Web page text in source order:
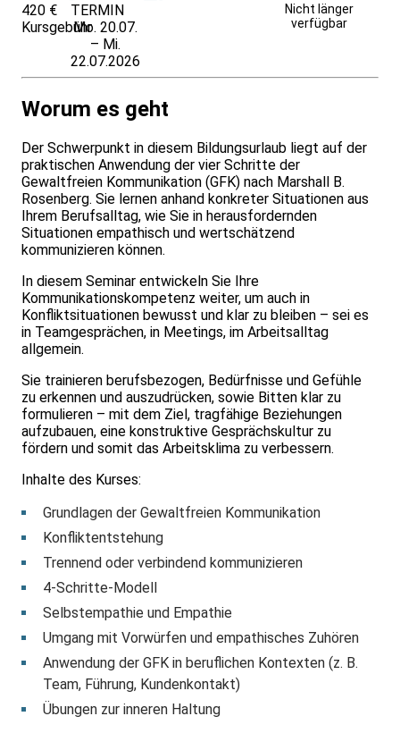
420 €
Kursgebühr
TERMIN
Mo. 20.07.
– Mi.
22.07.2026
Nicht länger
verfügbar
Worum es geht
Der Schwerpunkt in diesem Bildungsurlaub liegt auf der
praktischen Anwendung der vier Schritte der
Gewaltfreien Kommunikation (GFK) nach Marshall B.
Rosenberg. Sie lernen anhand konkreter Situationen aus
Ihrem Berufsalltag, wie Sie in herausfordernden
Situationen empathisch und wertschätzend
kommunizieren können.
In diesem Seminar entwickeln Sie Ihre
Kommunikationskompetenz weiter, um auch in
Konfliktsituationen bewusst und klar zu bleiben – sei es
in Teamgesprächen, in Meetings, im Arbeitsalltag
allgemein.
Sie trainieren berufsbezogen, Bedürfnisse und Gefühle
zu erkennen und auszudrücken, sowie Bitten klar zu
formulieren – mit dem Ziel, tragfähige Beziehungen
aufzubauen, eine konstruktive Gesprächskultur zu
fördern und somit das Arbeitsklima zu verbessern.
Inhalte des Kurses:
Grundlagen der Gewaltfreien Kommunikation
Konfliktentstehung
Trennend oder verbindend kommunizieren
4-Schritte-Modell
Selbstempathie und Empathie
Umgang mit Vorwürfen und empathisches Zuhören
Anwendung der GFK in beruflichen Kontexten (z. B.
Team, Führung, Kundenkontakt)
Übungen zur inneren Haltung